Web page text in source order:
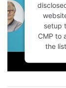
setup
CMP to
the